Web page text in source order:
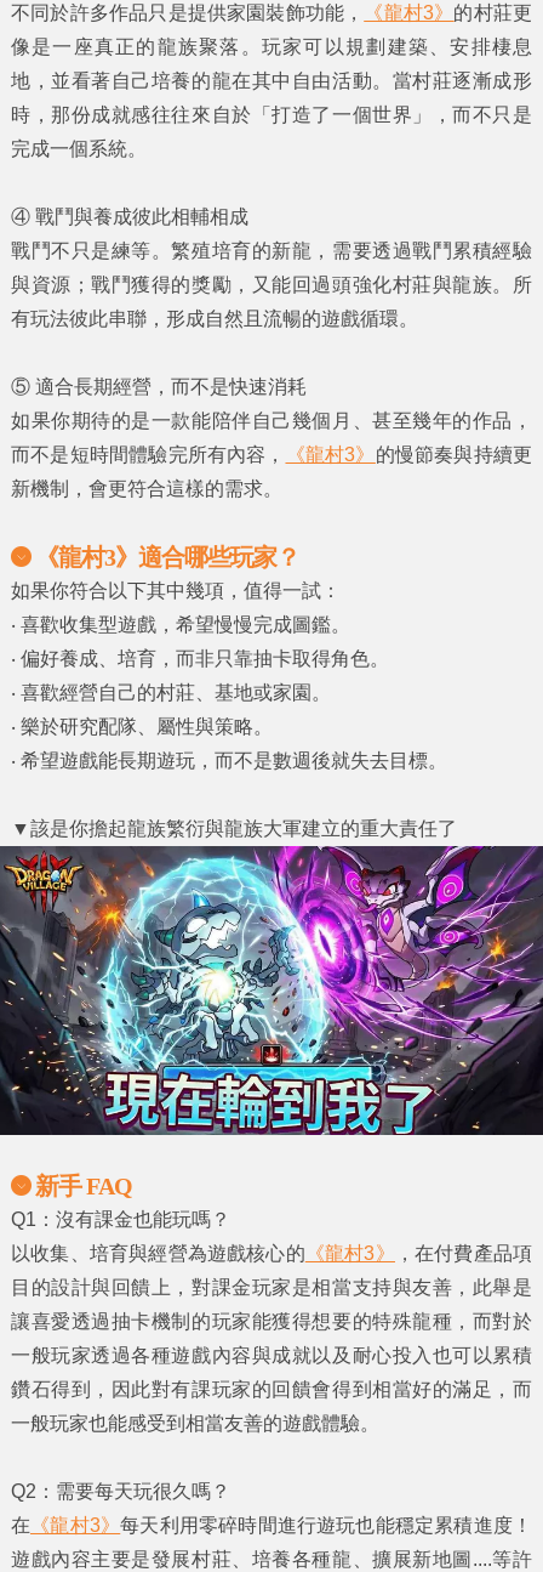
不同於許多作品只是提供家園裝飾功能，
《龍村3》 的村莊更
像是一座真正的龍族聚落。玩家可以規劃建築、安排棲息
地，並看著自己培養的龍在其中自由活動。當村莊逐漸成形
時，那份成就感往往來自於「打造了一個世界」，而不只是
完成一個系統。
④ 戰鬥與養成彼此相輔相成
戰鬥不只是練等。繁殖培育的新龍，需要透過戰鬥累積經驗
與資源；戰鬥獲得的獎勵，又能回過頭強化村莊與龍族。所
有玩法彼此串聯，形成自然且流暢的遊戲循環。
⑤ 適合長期經營，而不是快速消耗
如果你期待的是一款能陪伴自己幾個月、甚至幾年的作品，
而不是短時間體驗完所有內容，
《龍村3》 的慢節奏與持續更
新機制，會更符合這樣的需求。
《龍村3》適合哪些玩家？
如果你符合以下其中幾項，值得一試：
‧ 喜歡收集型遊戲，希望慢慢完成圖鑑。
‧ 偏好養成、培育，而非只靠抽卡取得角色。
‧ 喜歡經營自己的村莊、基地或家園。
‧ 樂於研究配隊、屬性與策略。
‧ 希望遊戲能長期遊玩，而不是數週後就失去目標。
▼該是你擔起龍族繁衍與龍族大軍建立的重大責任了
新手 FAQ
Q1 ：沒有課金也能玩嗎？
以收集、培育與經營為遊戲核心的 《龍村3》
，在付費產品項
目的設計與回饋上，對課金玩家是相當支持與友善，此舉是
讓喜愛透過抽卡機制的玩家能獲得想要的特殊龍種，而對於
一般玩家透過各種遊戲內容與成就以及耐心投入也可以累積
鑽石得到，因此對有課玩家的回饋會得到相當好的滿足，而
一般玩家也能感受到相當友善的遊戲體驗。
Q2 ：需要每天玩很久嗎？
在 《龍村3》每天利用零碎時間進行遊玩也能穩定累積進度！
遊戲內容主要是發展村莊、培養各種龍、擴展新地圖....等許